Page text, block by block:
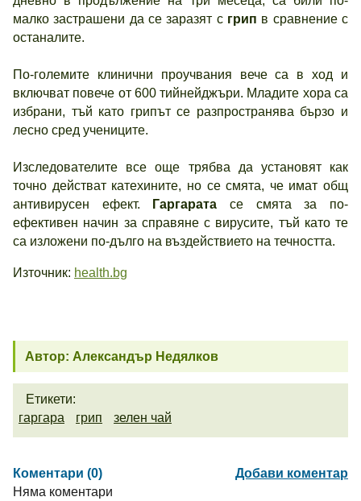
малко застрашени да се заразят с грип в сравнение с
останалите.
По-големите клинични проучвания вече са в ход и
включват повече от 600 тийнейджъри. Младите хора са
избрани, тъй като грипът се разпространява бързо и
лесно сред учениците.
Изследователите все още трябва да установят как
точно действат катехините, но се смята, че имат общ
антивирусен ефект.
Гаргаратасе смята за по-
ефективен начин за справяне с вирусите, тъй като те
са изложени по-дълго на въздействието на течността.
Източник: health.bg
Автор: Александър Недялков
Етикети:
гаргара
грип зелен чай
Коментари (0)
Добави коментар
Няма коментари